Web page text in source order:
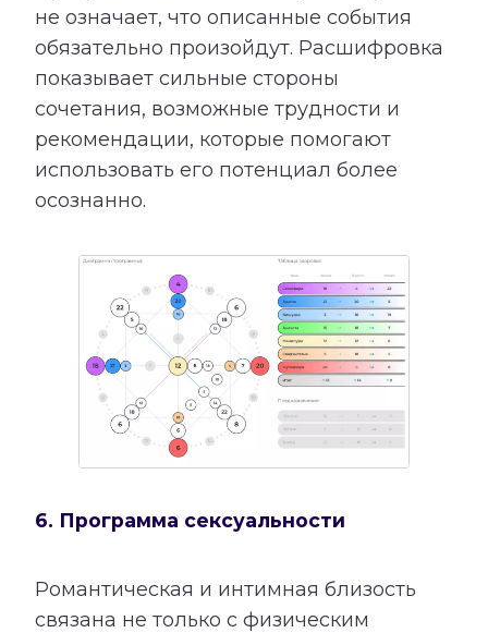
не означает, что описанные события
обязательно произойдут. Расшифровка
показывает сильные стороны
сочетания, возможные трудности и
рекомендации, которые помогают
использовать его потенциал более
осознанно.
6. Программа сексуальности
Романтическая и интимная близость
связана не только с физическим